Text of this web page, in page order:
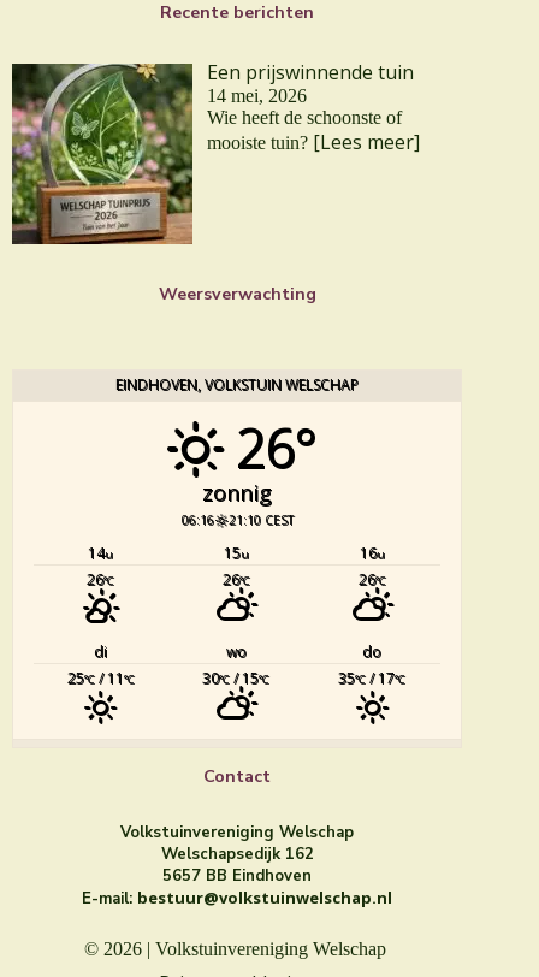
Recente berichten
Een prijswinnende tuin
14 mei, 2026
Wie heeft de schoonste of
mooiste tuin? [Lees meer]
Weersverwachting
EINDHOVEN, VOLKSTUIN WELSCHAP
26°
zonnig
06:16 21:10 CEST
14u 15u 16u
26°C 26°C 26°C
di wo
do
25°C/ 11°C 30°C / 15°C 35°C / 17°C
Contact
Volkstuinvereniging Welschap
Welschapsedijk 162
5657 BB Eindhoven
E-mail: bestuur@volkstuinwelschap.nl
© 2026 | Volkstuinvereniging Welschap